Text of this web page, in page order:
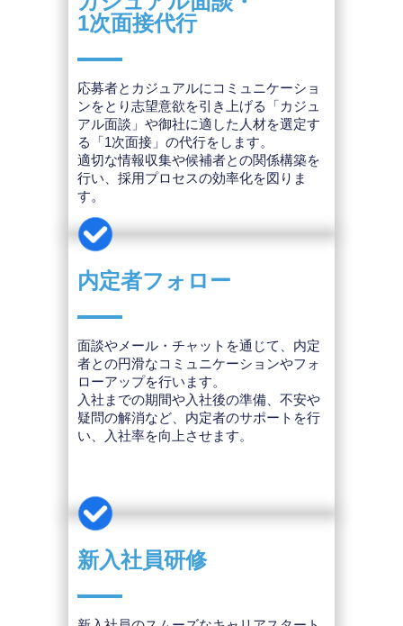
1次面接代行
応募者とカジュアルにコミュニケーショ
ンをとり志望意欲を引き上げる「カジュ
アル面談」や御社に適した人材を選定す
る「1次面接」の代行をします。
適切な情報収集や候補者との関係構築を
行い、採用プロセスの効率化を図りま
す。
内定者フォロー
面談やメール・チャットを通じて、内定
者との円滑なコミュニケーションやフォ
ローアップを行います。
入社までの期間や入社後の準備、不安や
疑問の解消など、内定者のサポートを行
い、入社率を向上させます。
新入社員研修